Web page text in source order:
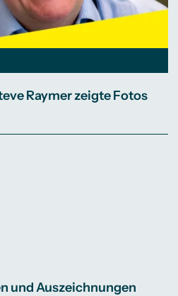
Raymer zeigte Fotos
und Auszeichnungen